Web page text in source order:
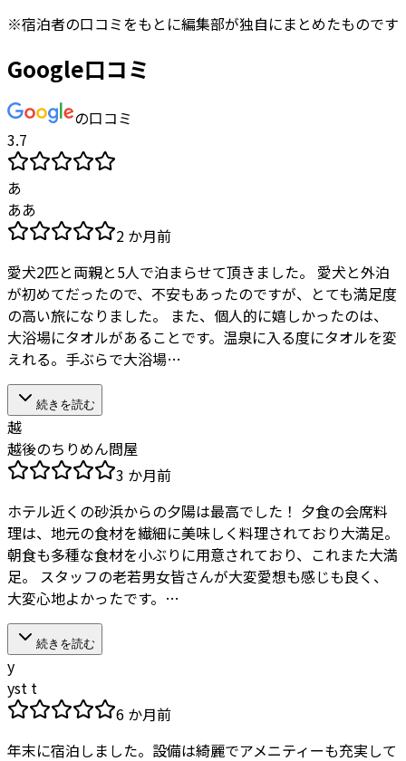
※宿泊者の口コミをもとに編集部が独自にまとめたものです
Google口コミ
の口コミ
3.7
あ
ああ
2 か月前
愛犬2匹と両親と5人で泊まらせて頂きました。 愛犬と外泊
が初めてだったので、不安もあったのですが、とても満足度
の高い旅になりました。 また、個人的に嬉しかったのは、
大浴場にタオルがあることです。温泉に入る度にタオルを変
えれる。手ぶらで大浴場…
続きを読む
越
越後のちりめん問屋
3 か月前
ホテル近くの砂浜からの夕陽は最高でした！ 夕食の会席料
理は、地元の食材を繊細に美味しく料理されており大満足。
朝食も多種な食材を小ぶりに用意されており、これまた大満
足。 スタッフの老若男女皆さんが大変愛想も感じも良く、
大変心地よかったです。…
続きを読む
y
yst t
6 か月前
年末に宿泊しました。設備は綺麗でアメニティーも充実して